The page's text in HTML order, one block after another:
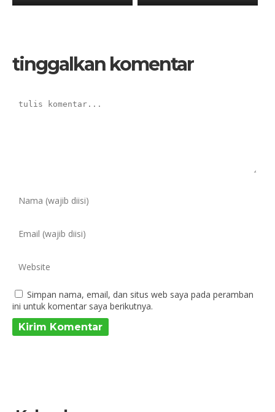
tinggalkan komentar
Simpan nama, email, dan situs web saya pada peramban
ini untuk komentar saya berikutnya.